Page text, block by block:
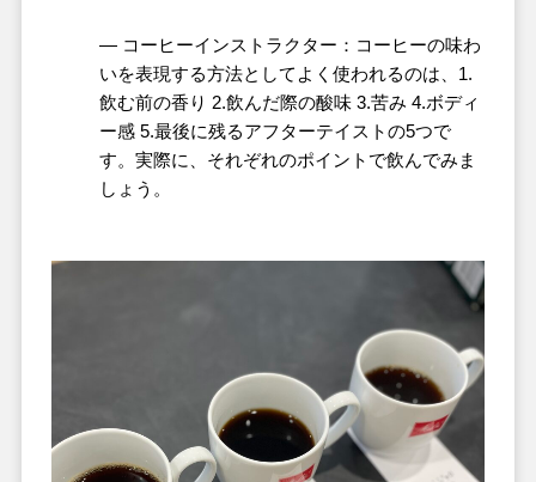
― コーヒーインストラクター：コーヒーの味わ
いを表現する方法としてよく使われるのは、1.
飲む前の香り 2.飲んだ際の酸味 3.苦み 4.ボディ
ー感 5.最後に残るアフターテイストの5つで
す。実際に、それぞれのポイントで飲んでみま
しょう。